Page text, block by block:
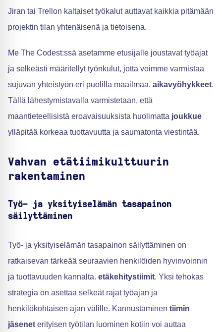
Jiran tai Trellon kaltaiset työkalut auttavat kaikkia pitämään
projektin tilan yhtenäisenä ja tietoisena.
Me The Codest:ssä asetamme etusijalle joustavat työajat
ja selkeästi määritellyt työnkulut, jotta voimme varmistaa
sujuvan yhteistyön eri puolilla maailmaa. aikavyöhykkeet.
Tällä lähestymistavalla varmistetaan, että
maantieteellisistä eroavaisuuksista huolimatta joukkue
ylläpitää korkeaa tuottavuutta ja saumatonta viestintää.
Vahvan etätiimikulttuurin
rakentaminen
Työ- ja yksityiselämän tasapainon
säilyttäminen
Työ- ja yksityiselämän tasapainon säilyttäminen on
ratkaisevan tärkeää seuraavien henkilöiden hyvinvoinnin
ja tuottavuuden kannalta. etäkehitystiimit. Yksi tehokas
strategia on asettaa selkeät rajat työajan ja
henkilökohtaisen ajan välille. Kannustaminen tiimin
jäsenet erityisen työtilan luominen kotiin voi auttaa